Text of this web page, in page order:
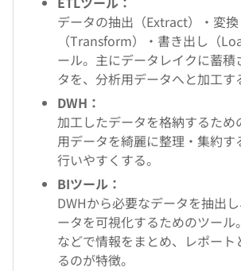
データの抽出（Extract）・変換
（Transform）・書き出し（
ール。主にデータレイクに蓄積
タを、分析用データへと加工す
DWH：
加工したデータを格納するため
用データを綺麗に整理・集約す
行いやすくする。
BIツール：
DWHから必要なデータを抽出
ータを可視化するためのツール
などで情報をまとめ、レポート
るのが特徴。